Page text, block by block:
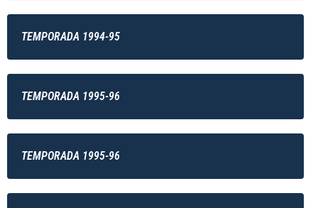
TEMPORADA 1994-95
TEMPORADA 1995-96
TEMPORADA 1995-96